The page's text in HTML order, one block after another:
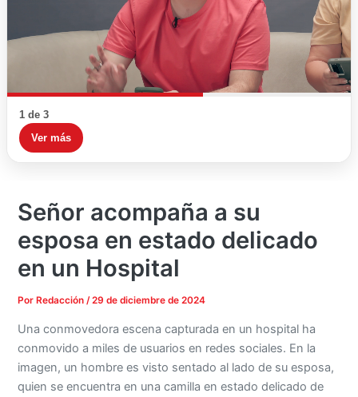
1 de 3
Ver más
Señor acompaña a su
esposa en estado delicado
en un Hospital
Por Redacción/29 de diciembre de 2024
Una conmovedora escena capturada en un hospital ha
conmovido a miles de usuarios en redes sociales. En la
imagen, un hombre es visto sentado al lado de su esposa,
quien se encuentra en una camilla en estado delicado de